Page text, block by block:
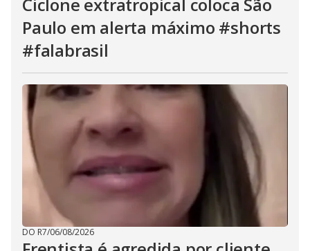
Ciclone extratropical coloca São
Paulo em alerta máximo #shorts
#falabrasil
DO R7/06/08/2026